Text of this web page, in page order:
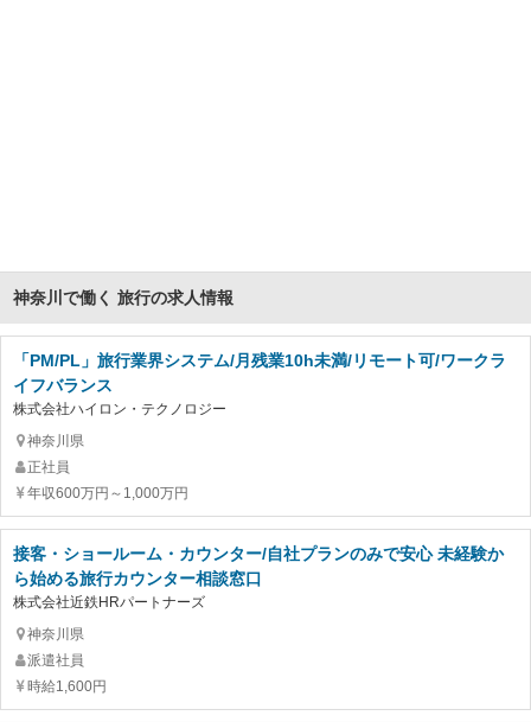
神奈川で働く 旅行の求人情報
「PM/PL」旅行業界システム/月残業10h未満/リモート可/ワークラ
イフバランス
株式会社ハイロン・テクノロジー
神奈川県
正社員
年収600万円～1,000万円
接客・ショールーム・カウンター/自社プランのみで安心 未経験か
ら始める旅行カウンター相談窓口
株式会社近鉄HRパートナーズ
神奈川県
派遣社員
時給1,600円